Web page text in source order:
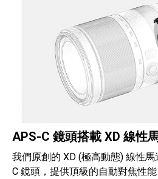
APS-C 鏡頭搭載 XD 線性
我們原創的 XD (極高動態) 線性
C 鏡頭，提供頂級的自動對焦性能